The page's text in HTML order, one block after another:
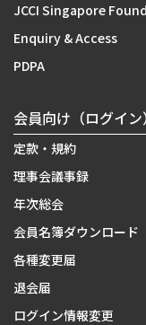
JCCI Singapore
Enquiry & Access
PDPA
会員向け（ログイン）
定款・規約
理事会議事録
年次総会
会員名簿ダウンロード
各種変更届
退会届
ログイン情報変更